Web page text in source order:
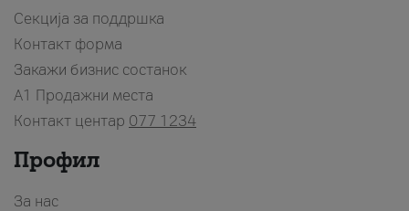
Секција за поддршка
Контакт форма
Закажи бизнис состанок
A1 Продажни места
Контакт центар 077 1234
Профил
За нас